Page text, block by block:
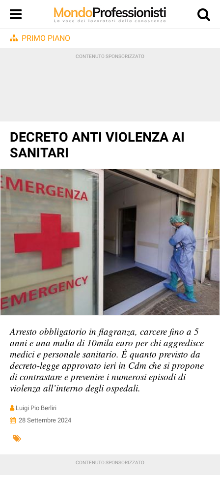
PRIMO PIANO
DECRETO ANTI VIOLENZA AI
SANITARI
Arresto obbligatorio in flagranza, carcere fino a 5
anni e una multa di 10mila euro per chi aggredisce
medici e personale sanitario. È quanto previsto da
decreto-legge approvato ieri in Cdm che si propone
di contrastare e prevenire i numerosi episodi di
violenza all’interno degli ospedali.
Luigi Pio Berliri
28 Settembre 2024